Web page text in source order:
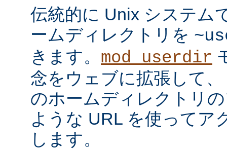
伝統的に Unix システム
ームディレクトリを
きます。 mod_userdir
念をウェブに拡張して
のホームディレクトリ
ような URL を使ってア
します。